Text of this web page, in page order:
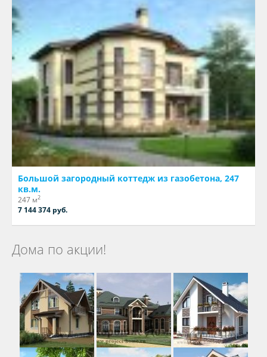
Большой загородный коттедж из газобетона, 247
кв.м.
247 м2
7 144 374 руб.
Дома по акции!